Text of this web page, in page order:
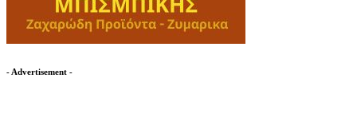
- Advertisement -